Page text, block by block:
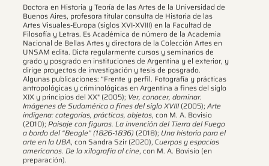
Doctora en Historia y Teoría de las Artes de la Universidad de
Buenos Aires, profesora titular consulta de Historia de las
Artes Visuales-Europa (siglos XVI-XVIII) en la Facultad de
Filosofía y Letras. Es Académica de número de la Academia
Nacional de Bellas Artes y directora de la Colección Artes en
UNSAM edita. Dicta regularmente cursos y seminarios de
grado y posgrado en instituciones de Argentina y el exterior, y
dirige proyectos de investigación y tesis de posgrado.
Algunas publicaciones: “Frente y perfil. Fotografía y prácticas
antropológicas y criminológicas en Argentina a fines del siglo
XIX y principios del XX" (2005); Ver, conocer, dominar.
Imágenes de Sudamérica a fines del siglo XVIII(2005); Arte
indígena: categorías, prácticas, objetos, con M. A. Bovisio
(2010); Paisaje con figuras. La invención del Tierra del Fuego
a bordo del “Beagle” (1826-1836) (2018); Una historia para el
arte en la UBA, con Sandra Szir (2020), Cuerpos y espacios
americanos. De la xilografía al cine, con M. A. Bovisio (en
preparación).